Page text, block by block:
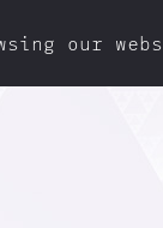
our